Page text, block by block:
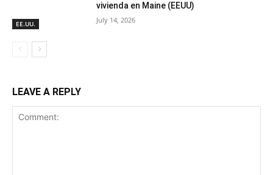
EE.UU.
vivienda en Maine (EEUU)
July 14, 2026
LEAVE A REPLY